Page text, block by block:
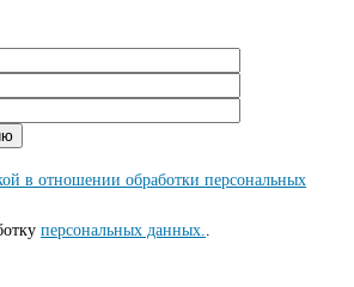
в отношении обработки персональных
персональных данных..